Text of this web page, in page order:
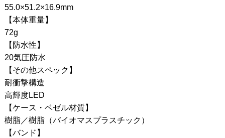
55.0×51.2×16.9mm
【本体重量】
72g
【防水性】
20気圧防水
【その他スペック】
耐衝撃構造
高輝度LED
【ケース・ベゼル材質】
樹脂／樹脂（バイオマスプラスチック）
【バンド】